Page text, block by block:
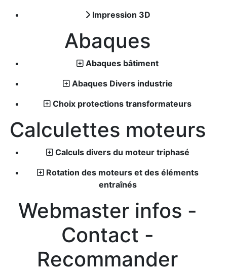
Impression 3D
Abaques
Abaques bâtiment
Abaques Divers industrie
Choix protections transformateurs
Calculettes moteurs
Calculs divers du moteur triphasé
Rotation des moteurs et des éléments
entraînés
Webmaster infos -
Contact -
Recommander